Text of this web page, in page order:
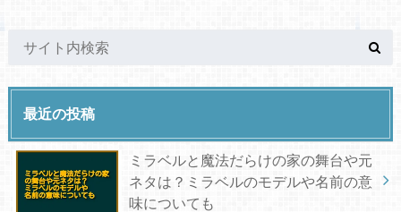
最近の投稿
ミラベルと魔法だらけの家の舞台や元
ネタは？ミラベルのモデルや名前の意
味についても